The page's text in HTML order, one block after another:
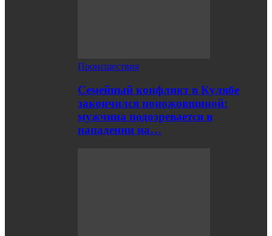
Происшествия
Семейный конфликт в Кулябе
закончился поножовщиной:
мужчина подозревается в
нападении на…